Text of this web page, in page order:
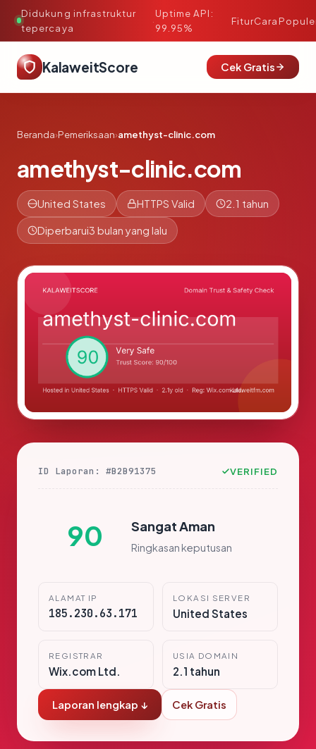
Didukung infrastruktur
tepercaya
·
Uptime API:
99.95%
FiturCara
KalaweitScore Cek Gratis
Beranda›Pemeriksaan›amethyst-clinic.com
amethyst-clinic.com
United States HTTPS Valid 2.1 tahun
Diperbarui3 bulan yang lalu
ID Laporan: #B2B91375 VERIFIED
90 Sangat Aman
Ringkasan keputusan
ALAMAT IP
185.230.63.171
LOKASI SERVER
United States
REGISTRAR
Wix.com Ltd.
USIA DOMAIN
2.1 tahun
Laporan lengkap ↓ Cek Gratis